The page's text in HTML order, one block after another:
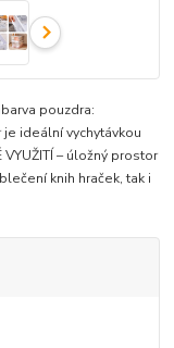
pouzdra:
je ideální vychytávkou
– úložný prostor
knih hraček, tak i